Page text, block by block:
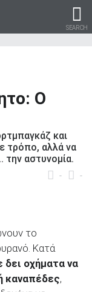
SEARCH
τοΟ
και
τρόπο, αλλά να
την αστυνομία.
- -
το
Κατά
δει οχήματα να
καναπέδες,